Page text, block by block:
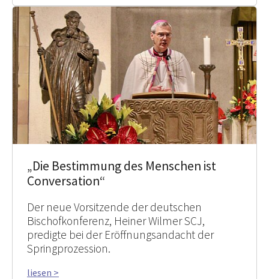
„Die Bestimmung des Menschen ist
Conversation“
Der neue Vorsitzende der deutschen
Bischofkonferenz, Heiner Wilmer SCJ,
predigte bei der Eröffnungsandacht der
Springprozession.
liesen >